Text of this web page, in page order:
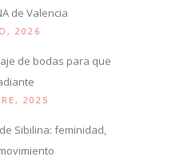
de Valencia
2026
de bodas para que
2025
Sibilina: feminidad,